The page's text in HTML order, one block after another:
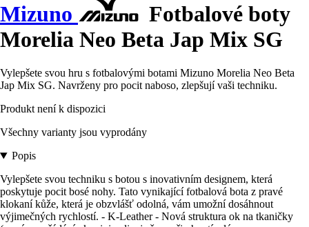
Mizuno
Fotbalové boty
Morelia Neo Beta Jap Mix SG
Vylepšete svou hru s fotbalovými botami Mizuno Morelia Neo Beta
Jap Mix SG. Navrženy pro pocit naboso, zlepšují vaši techniku.
Produkt není k dispozici
Všechny varianty jsou vyprodány
Popis
Vylepšete svou techniku s botou s inovativním designem, která
poskytuje pocit bosé nohy. Tato vynikající fotbalová bota z pravé
klokaní kůže, která je obzvlášť odolná, vám umožní dosáhnout
výjimečných rychlostí. - K-Leather - Nová struktura ok na tkaničky